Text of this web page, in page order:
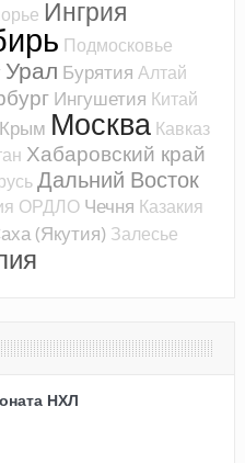
Ингрия
Подмосковье
Урал Бурятия Алтай
Ингушетия Китай
Крым Москва Кавказ
Хабаровский край
Дальний Восток
ОРДЛО Чечня Казакия
(Якутия) Залесье
НХЛ